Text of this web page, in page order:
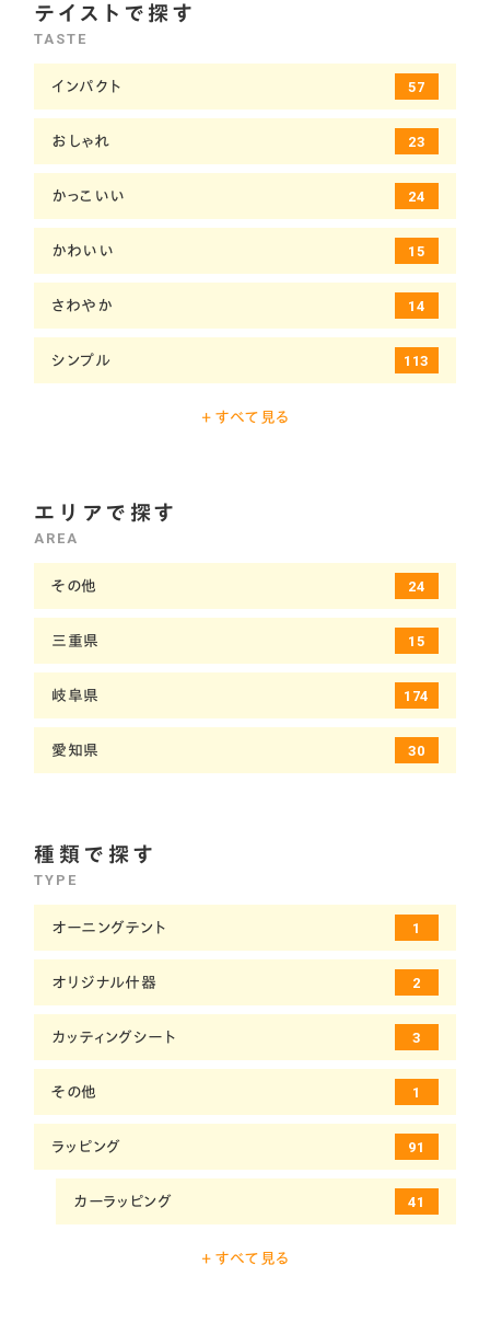
医療・福祉
土木・建設 11
士業 1
学校・塾 17
小売販売店 27
工場 5
旅行会社 4
製造
17
6
15
テイストで探す
TASTE
インパクト 57
おしゃれ 23
かっこいい 24
かわいい 15
さわやか 14
シンプル 113
やわらかい
上品 2
和風 3
+ すべて見る
エリアで探す
AREA
その他 24
三重県 15
岐阜県 174
愛知県 30
種類で探す
TYPE
オーニングテント 1
オリジナル什器 2
カッティングシート 3
その他 1
ラッピング 91
カーラッピング 41
+ すべて見る